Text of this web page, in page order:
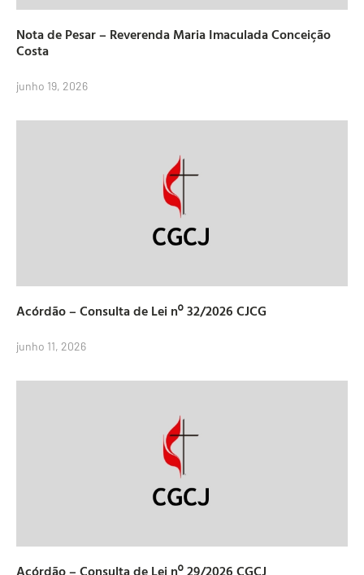
Nota de Pesar – Reverenda Maria Imaculada Conceição
Costa
junho 19, 2026
Acórdão – Consulta de Lei nº 32/2026 CJCG
junho 11, 2026
Acórdão – Consulta de Lei nº 29/2026 CGCJ